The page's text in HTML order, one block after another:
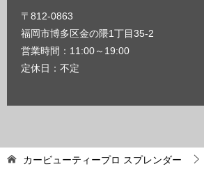
〒812-0863
福岡市博多区金の隈1丁目35-2
営業時間：11:00～19:00
定休日：不定
カービューティープロ スプレンダー